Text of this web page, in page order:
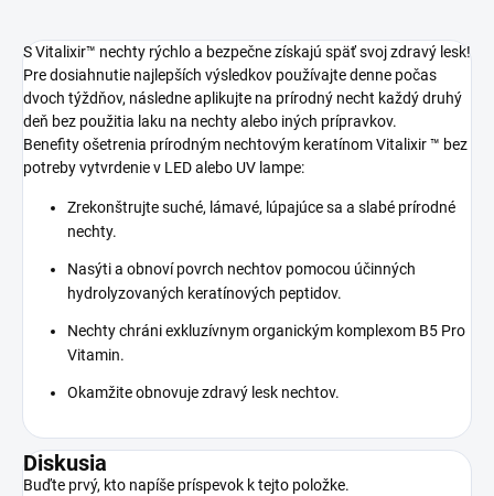
S Vitalixir™ nechty rýchlo a bezpečne získajú späť svoj zdravý lesk!
Pre dosiahnutie najlepších výsledkov používajte denne počas
dvoch týždňov, následne aplikujte na prírodný necht každý druhý
deň bez použitia laku na nechty alebo iných prípravkov.
Benefity ošetrenia prírodným nechtovým keratínom Vitalixir ™ bez
potreby vytvrdenie v LED alebo UV lampe:
Zrekonštrujte suché, lámavé, lúpajúce sa a slabé prírodné
nechty.
Nasýti a obnoví povrch nechtov pomocou účinných
hydrolyzovaných keratínových peptidov.
Nechty chráni exkluzívnym organickým komplexom B5 Pro
Vitamin.
Okamžite obnovuje zdravý lesk nechtov.
Diskusia
Buďte prvý, kto napíše príspevok k tejto položke.